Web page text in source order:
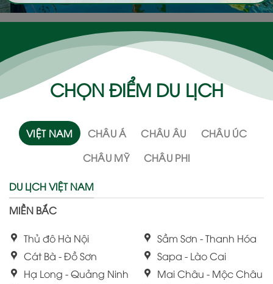
CHỌN ĐIỂM DU LỊCH
VIỆT NAM CHÂU Á CHÂU ÂU
CHÂU ÚC
CHÂU MỸ
CHÂU PHI
DU LỊCH VIỆT NAM
MIỀN BẮC
Thủ đô Hà Nội
Cát Bà - Đồ Sơn
Hạ Long - Quảng Ninh
Sầm Sơn - Thanh Hóa
Sapa - Lào Cai
Mai Châu - Mộc Châu